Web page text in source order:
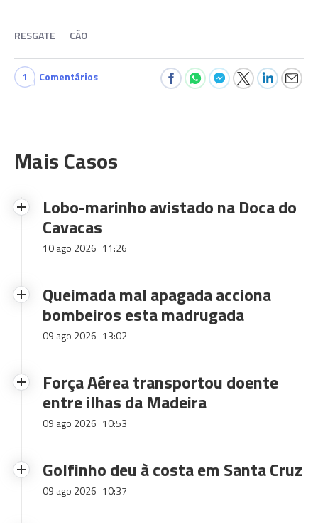
RESGATE CÃO
1 Comentários
Mais Casos
Lobo-marinho avistado na Doca do
Cavacas
10 ago 2026 11:26
Queimada mal apagada acciona
bombeiros esta madrugada
09 ago 2026 13:02
Força Aérea transportou doente
entre ilhas da Madeira
09 ago 2026 10:53
Golfinho deu à costa em Santa Cruz
09 ago 2026 10:37